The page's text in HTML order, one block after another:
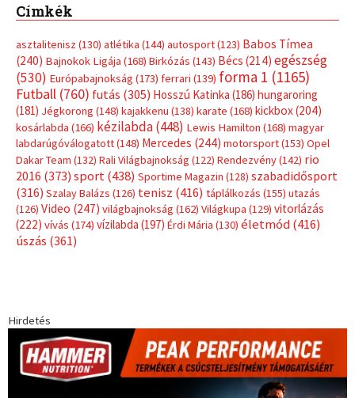
Címkék
asztalitenisz (130) atlétika (144) autosport(123) Babos Tímea
(240) Bajnokok Ligája (168) Birkózás (143) Bécs (214) egészség
(530) Európabajnokság (173) ferrari (139) forma 1 (1165)
Futball (760) futás (305) Hosszú Katinka (186) hungaroring
(181) Jégkorong (148) kajakkenu (138) karate (168) kickbox(204)
kosárlabda (166) kézilabda(448) Lewis Hamilton (168) magyar
labdarúgóválogatott(148) Mercedes (244) motorsport(153) Opel
Dakar Team (132) Rali Világbajnokság (122) Rendezvény(142) rio
2016 (373) sport(438) Sportime Magazin (128) szabadidősport
(316) Szalay Balázs (126) tenisz (416) táplálkozás (155) utazás
(126) Video (247) világbajnokság (162) Világkupa (129) vitorlázás
(222) vívás (174) vízilabda (197) Érdi Mária (130) életmód(416)
úszás (361)
Hirdetés